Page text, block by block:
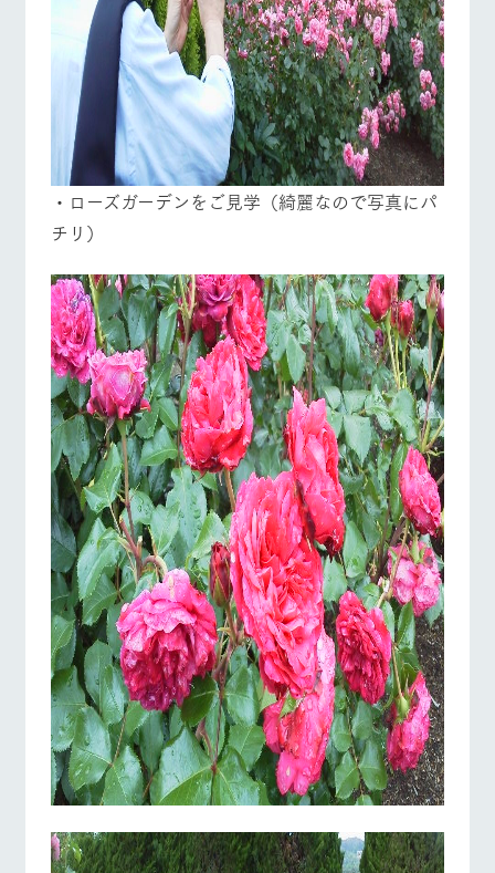
・ローズガーデンをご見学（綺麗なので写真にパ
チリ）